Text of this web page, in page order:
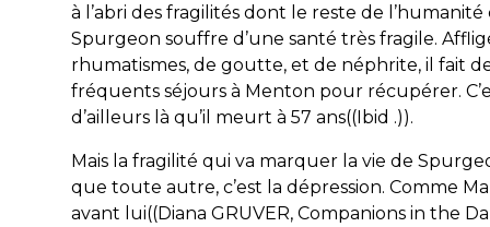
à l’abri des fragilités dont le reste de
Spurgeon souffre d’une santé très fragile.
rhumatismes, de goutte, et de néphrite, il fait
fréquents séjours à Menton pour récupérer.
d’ailleurs là qu’il meurt à 57 ans((Ibid .)).
Mais la fragilité qui va marquer la vie de
que toute autre, c’est la dépression. Comme
avant lui((Diana GRUVER, Companions in the